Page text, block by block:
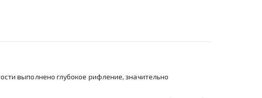
выполнено глубокое рифление, значительно